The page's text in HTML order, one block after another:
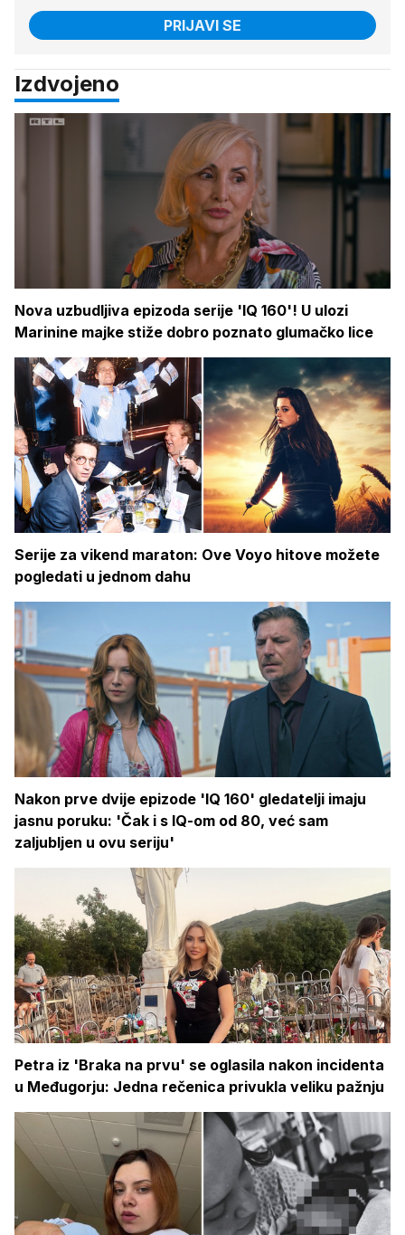
PRIJAVI SE
Izdvojeno
Nova uzbudljiva epizoda serije 'IQ 160'! U ulozi
Marinine majke stiže dobro poznato glumačko lice
Serije za vikend maraton: Ove Voyo hitove možete
pogledati u jednom dahu
Nakon prve dvije epizode 'IQ 160' gledatelji imaju
jasnu poruku: 'Čak i s IQ-om od 80, već sam
zaljubljen u ovu seriju'
Petra iz 'Braka na prvu' se oglasila nakon incidenta
u Međugorju: Jedna rečenica privukla veliku pažnju